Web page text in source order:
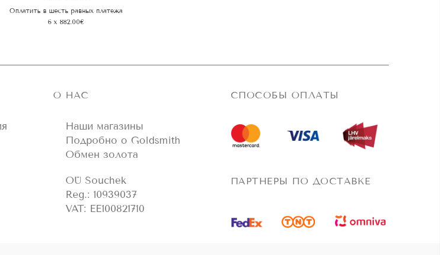
Оплатить в шесть равных платежа
6 x 882.00€
О НАС
Наши магазины
Подробно о Goldsmith
Обмен золота
OÜ Souchek
Reg.: 10939037
VAT: EE100821710
СПОСОБЫ ОПЛАТЫ
ПАРТНЕРЫ ПО ДОСТАВКЕ